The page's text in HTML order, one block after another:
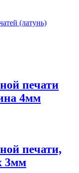
(латунь)
печати
4мм
печати,
3мм